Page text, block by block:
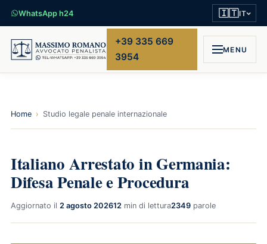
WhatsApp h24 🇮🇹IT
+39 335 669
3954
MENU
Home › Studio legale penale internazionale
Italiano Arrestato in Germania:
Difesa Penale e Procedura
Aggiornato il 2 agosto 202612 min di lettura2349 parole